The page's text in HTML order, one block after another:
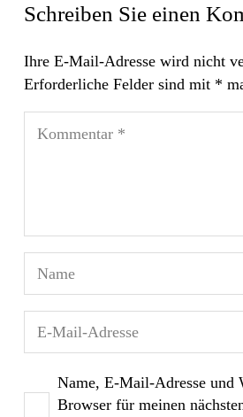
Schreiben Sie einen
Ihre E-Mail-Adresse wird nicht
Erforderliche Felder sind mit *
Name, E-Mail-Adresse und
Browser für meinen